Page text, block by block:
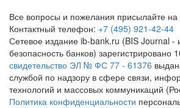
Все вопросы и пожелания присылайте на
Контактный телефон: +7 (495) 921-42-44
Сетевое издание ib-bank.ru (BIS Journal
безопасность банков) зарегистрировано
свидетельство ЭЛ № ФС 77 - 61376
службой по надзору в сфере связи,
технологий и массовых коммуникаций
Политика конфиденциальности